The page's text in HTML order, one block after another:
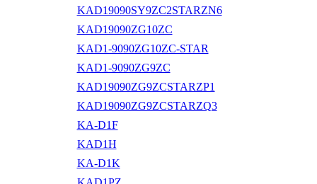
KAD19090SY9ZC2STARZN6
KAD19090ZG10ZC
KAD1-9090ZG10ZC-STAR
KAD1-9090ZG9ZC
KAD19090ZG9ZCSTARZP1
KAD19090ZG9ZCSTARZQ3
KA-D1F
KAD1H
KA-D1K